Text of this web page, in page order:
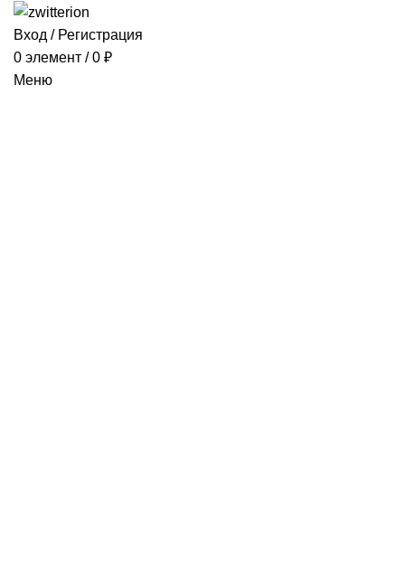
Вход / Регистрация
0 элемент / 0 ₽
Меню